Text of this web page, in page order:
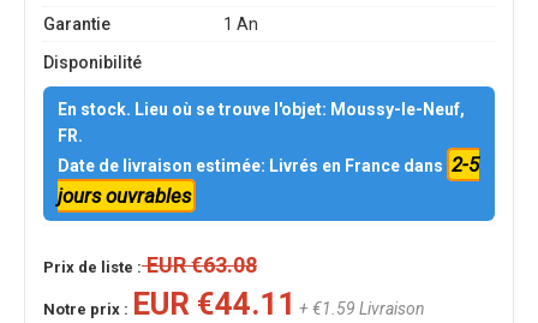
Garantie
1 An
Disponibilité
En stock. Lieu où se trouve l'objet: Moussy-le-Neuf,
FR.
Date de livraison estimée: Livrés en France dans 2-5
jours ouvrables
Prix de liste :EUR €63.08
Notre prix : EUR €44.11 + €1.59 Livraison